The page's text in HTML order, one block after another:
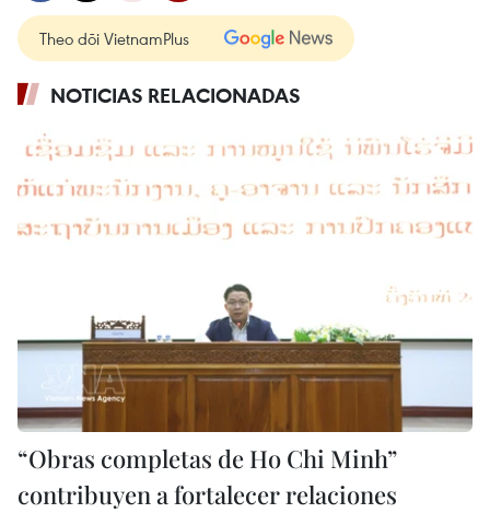
Theo dõi VietnamPlus
NOTICIAS RELACIONADAS
“Obras completas de Ho Chi Minh”
contribuyen a fortalecer relaciones